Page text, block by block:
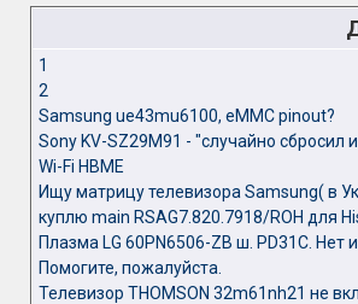
1
2
Samsung ue43mu6100, eMMC pinout?
Sony KV-SZ29M91 - "случайно
Wi-Fi НВМЕ
Ищу матрицу телевизора Samsung( в
куплю main RSAG7.820.7918/ROH для
Плазма LG 60PN6506-ZB ш. PD31C. Нет
Помогите, пожалуйста.
Телевизор THOMSON 32m61nh21 не